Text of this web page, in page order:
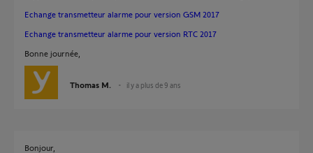
Echange transmetteur alarme pour version GSM 2017
Echange transmetteur alarme pour version RTC 2017
Bonne journée,
Thomas M. il y a plus de 9 ans
Bonjour,